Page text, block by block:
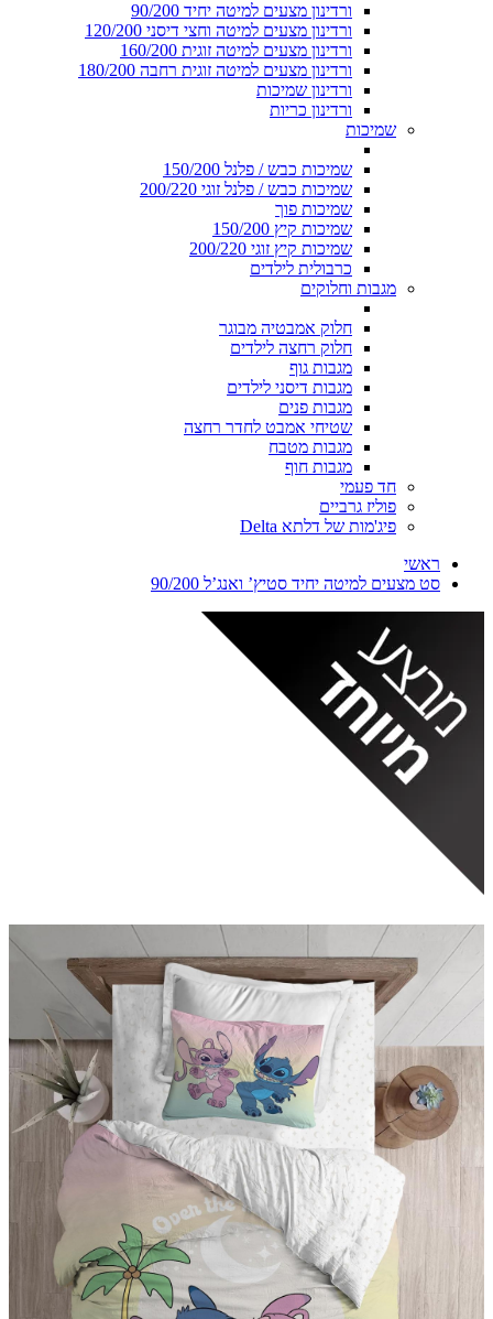
ורדינון מצעים למיטה יחיד 90/200
ורדינון מצעים למיטה וחצי דיסני 120/200
ורדינון מצעים למיטה זוגית 160/200
ורדינון מצעים למיטה זוגית רחבה 180/200
ורדינון שמיכות
ורדינון כריות
שמיכות
שמיכות כבש / פלנל 150/200
שמיכות כבש / פלנל זוגי 200/220
שמיכות פוך
שמיכות קיץ 150/200
שמיכות קיץ זוגי 200/220
כרבולית לילדים
מגבות וחלוקים
חלוק אמבטיה מבוגר
חלוק רחצה לילדים
מגבות גוף
מגבות דיסני לילדים
מגבות פנים
שטיחי אמבט לחדר רחצה
מגבות מטבח
מגבות חוף
חד פעמי
פוליז גרביים
פיג'מות של דלתא Delta
ראשי
סט מצעים למיטה יחיד סטיץ’ ואנג’ל 90/200